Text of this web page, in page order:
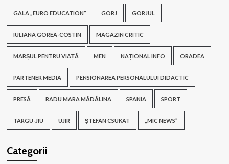
GALA „EURO EDUCATION” GORJ GORJUL
IULIANA GOREA-COSTIN MAGAZIN CRITIC
MARȘUL PENTRU VIAȚĂ MEN NAȚIONAL INFO ORADEA
PARTENER MEDIA PENSIONAREA PERSONALULUI DIDACTIC
PRESĂ RADU MARA MĂDĂLINA SPANIA SPORT
TÂRGU-JIU UJIR ȘTEFAN CSUKAT „MIC NEWS”
Categorii